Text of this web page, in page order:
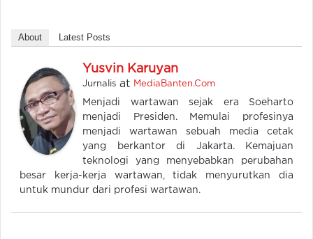
About Latest Posts
Yusvin Karuyan
Jurnalis at MediaBanten.Com
Menjadi wartawan sejak era Soeharto
menjadi Presiden. Memulai profesinya
menjadi wartawan sebuah media cetak
yang berkantor di Jakarta. Kemajuan
teknologi yang menyebabkan perubahan
besar kerja-kerja wartawan, tidak menyurutkan dia
untuk mundur dari profesi wartawan.